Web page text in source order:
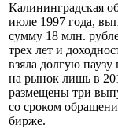
Калининградская
июле 1997 года,
сумму 18 млн.
трех лет и
взяла долгую
на рынок лишь в
размещены три
со сроком
бирже.